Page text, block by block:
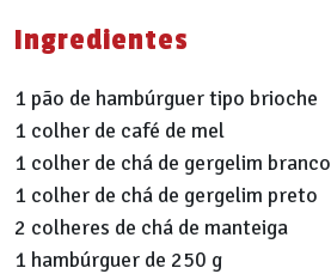
Ingredientes
1 pão de hambúrguer tipo brioche
1 colher de café de mel
1 colher de chá de gergelim branco
1 colher de chá de gergelim preto
2 colheres de chá de manteiga
1 hambúrguer de 250 g